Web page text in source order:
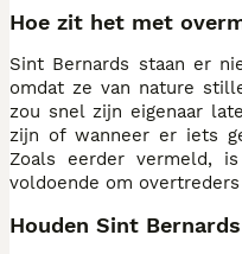
Hoe zit het met
Sint Bernards staan er
omdat ze van nature
zou snel zijn eigenaar
zijn of wanneer er iets
Zoals eerder vermeld,
voldoende om
Houden Sint